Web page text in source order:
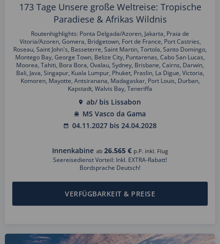
173 Tage Unsere große Weltreise: Tropische
Paradiese & Afrikas Wildnis
Routenhighlights: Ponta Delgada/Azoren, Jakarta, Praia de
Vitoria/Azoren, Gomera, Bridgetown, Fort de France, Port Castries,
Roseau, Saint John's, Basseterre, Saint Martin, Tortola, Santo Domingo,
Montego Bay, George Town, Belize City, Puntarenas, Cabo San Lucas,
Moorea, Tahiti, Bora Bora, Ovalau, Sydney, Brisbane, Cairns, Darwin,
Bali, Java, Singapur, Kuala Lumpur, Phuket, Praslin, La Digue, Victoria,
Komoren, Mayotte, Antsiranana, Madagaskar, Port Louis, Durban,
Kapstadt, Walvis Bay, Teneriffa
ab/ bis Lissabon
MS Vasco da Gama
04.11.2027 bis 24.04.2028
Innenkabine ab 26.565 € p.P. inkl. Flug
Seereisedienst Vorteil: Inkl. EXTRA-Rabatt!
Bordsprache Deutsch!
VERFÜGBARKEIT & PREISE